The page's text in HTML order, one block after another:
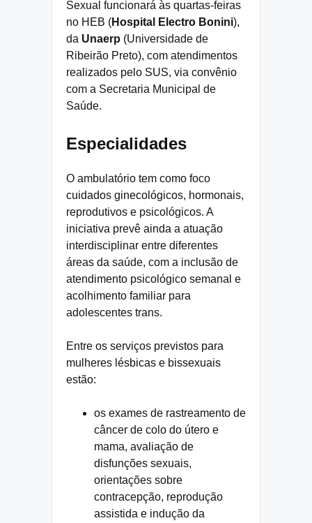
Sexual funcionará às quartas-feiras
no HEB (Hospital Electro Bonini),
da Unaerp (Universidade de
Ribeirão Preto), com atendimentos
realizados pelo SUS, via convênio
com a Secretaria Municipal de
Saúde.
Especialidades
O ambulatório tem como foco
cuidados ginecológicos, hormonais,
reprodutivos e psicológicos. A
iniciativa prevê ainda a atuação
interdisciplinar entre diferentes
áreas da saúde, com a inclusão de
atendimento psicológico semanal e
acolhimento familiar para
adolescentes trans.
Entre os serviços previstos para
mulheres lésbicas e bissexuais
estão:
os exames de rastreamento de
câncer de colo do útero e
mama, avaliação de
disfunções sexuais,
orientações sobre
contracepção, reprodução
assistida e indução da